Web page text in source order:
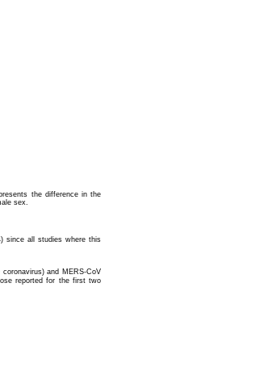
the difference in the
sex.
since all studies where this
and MERS-CoV
reported for the first two